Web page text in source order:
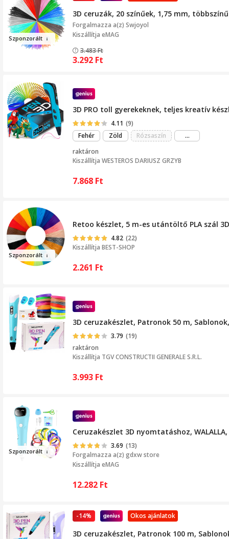
Szponzorált
3D ceruzák, 20 színűek, 1,75 mm,
Forgalmazza a(z) Swjoyol
Kiszállítja eMAG
3.483Ft
3.292 Ft
3D PRO toll gyerekeknek, teljes kreatív
4.11 (9)
Fehér
Zöld Rózsaszín ...még
raktáron
Kiszállítja WESTEROS DARIUSZ GRZYB
7.868 Ft
Szponzorált
Retoo készlet, 5 m-es utántöltő PLA szál
4.82 (22)
Kiszállítja BEST-SHOP
2.261 Ft
3D ceruzakészlet, Patronok 50 m,
3.79 (19)
raktáron
Kiszállítja TGV CONSTRUCTII GENERALE S.R.L.
3.993 Ft
Szponzorált
Ceruzakészlet 3D nyomtatáshoz,
3.69 (13)
Forgalmazza a(z) gdxw store
Kiszállítja eMAG
12.282 Ft
Okos ajánlatok
-14%
3D ceruzakészlet, Patronok 100 m,